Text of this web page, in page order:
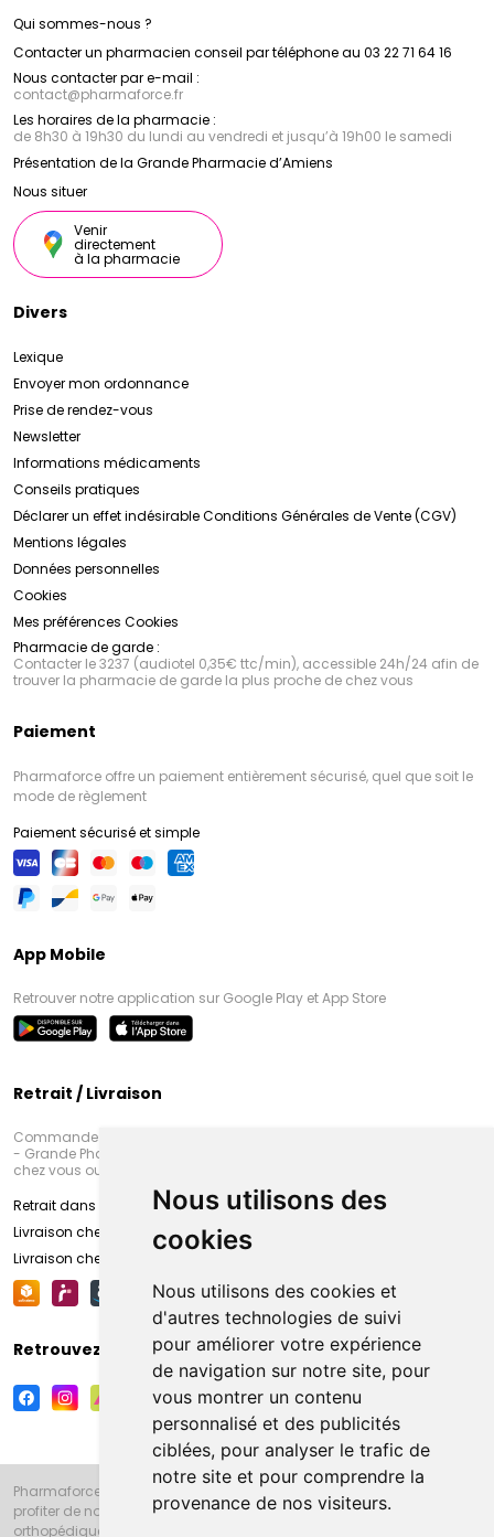
Nous utilisons des
cookies
Nous utilisons des cookies et
d'autres technologies de suivi
pour améliorer votre expérience
de navigation sur notre site, pour
vous montrer un contenu
personnalisé et des publicités
ciblées, pour analyser le trafic de
notre site et pour comprendre la
provenance de nos visiteurs.
Qui sommes-nous ?
Contacter un pharmacien conseil par téléphone au 03 22 71 64 16
Nous contacter par e-mail :
contact@pharmaforce.fr
Les horaires de la pharmacie :
de 8h30 à 19h30 du lundi au vendredi et jusqu’à 19h00 le samedi
Présentation de la Grande Pharmacie d’Amiens
Nous situer
Venir
directement
à la pharmacie
Divers
Lexique
Envoyer mon ordonnance
Prise de rendez-vous
Newsletter
Informations médicaments
Conseils pratiques
Déclarer un effet indésirableConditions Générales de Vente (CGV)
Mentions légales
Données personnelles
Cookies
Mes préférences Cookies
Pharmacie de garde :
Contacter le 3237 (audiotel 0,35€ ttc/min), accessible 24h/24 afin de
trouver la pharmacie de garde la plus proche de chez vous
Paiement
Pharmaforce offre un paiement entièrement sécurisé, quel que soit le
mode de règlement
Paiement sécurisé et simple
App Mobile
Retrouver notre application sur Google Play et App Store
Retrait / Livraison
Commandez en ligne et venez chercher votre commande à Amiens
- Grande Pharmacie d’Amiens (Fachon) ou recevez-là rapidement
chez vous ou en point retrait
Retrait dans la pharmacie d’Amiens
Livraison chez vous
Livraison chez votre commerçant
Retrouvez-nous sur vos réseaux sociaux
Pharmaforce.fr et la Grande Pharmacie d’Amiens vous souhaitent de
profiter de notre accueil, de nos conseils pharmaceutiques,
orthopédiques, homéopathiques, parapharmaceutiques, beauté et